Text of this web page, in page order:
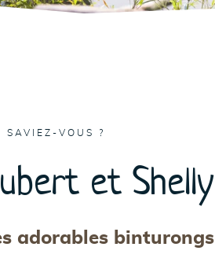
SAVIEZ-VOUS ?
et Shelly
adorables binturongs